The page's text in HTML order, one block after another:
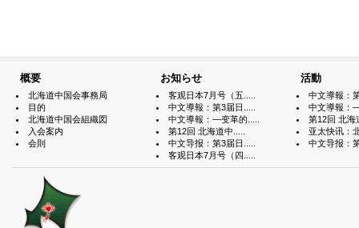
概要
北海道中国会事務局
目的
北海道中国会組織図
入会案内
会則
お知らせ
客观日本7月号（五.....
中文導報：第3届日.....
中文導報：—变革的.....
第12回 北海道中.....
中文导报：第3届日.....
客观日本7月号（四.....
活動
中文導報：
中文導報：
第12回 北海
亚太快讯：
中文导报：